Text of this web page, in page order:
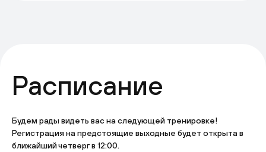
Расписание
Будем рады видеть вас на следующей тренировке!
Регистрация на предстоящие выходные будет открыта в
ближайший четверг в 12:00.